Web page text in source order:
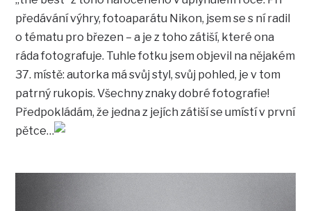
předávání výhry, fotoaparátu Nikon, jsem se s ní radil
o tématu pro březen – a je z toho zátiší, které ona
ráda fotografuje. Tuhle fotku jsem objevil na nějakém
37. místě: autorka má svůj styl, svůj pohled, je v tom
patrný rukopis. Všechny znaky dobré fotografie!
Předpokládám, že jedna z jejích zátiší se umístí v první
pětce…